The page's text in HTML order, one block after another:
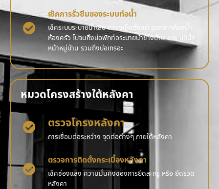
เช็คการรั่วซึมของระบบท่อน้ำ
เช็คระบบระบายน้ำเสีย ตรวจเช็คตั้งแต่ ออกจากห้องน้ำ
ห้องครัว ไปจนถึงบ่อพักท่อระบายน้ำข้างบ้าน และ บ่อน้ำ
หน้าหมู่บ้าน รวมถึงบ่อเกรอะ
หมวดโครงสร้างใต้หลังคา
ตรวจโครงหลังคา
การเชื่อมต่อระหว่าง จุดต่อต่างๆ ภายใต้หลังคา
ตรวจการติดตั้งกระเบื้องหลังคา
เช็คช่องแสง ความมั่นคงของการยึดสะกรู หรือ ยึดรวด
หลังคา